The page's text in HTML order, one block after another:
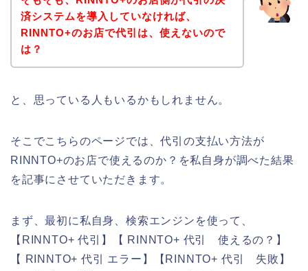
済システムを導入していなければ、
RINNTO+のお店で代引は、使えないので
は？
と、思っている人もいるかもしれません。
そこでこちらのページでは、代引の支払い方法が
RINNTO+のお店で使えるのか？を私自身が調べた結果
を記事にさせていただきます。
まず、最初に私自身、検索エンジンを使って、
【RINNTO+ 代引】【 RINNTO+ 代引 使えるの？】
【 RINNTO+ 代引 エラー】【RINNTO+ 代引 失敗】